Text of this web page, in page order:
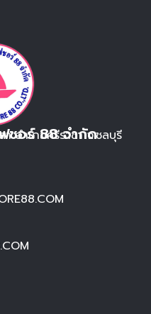
ชอร์ 88 จำกัด
อำเภอศรีราชา จ.ชลบุรี